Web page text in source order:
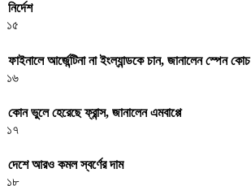
নির্দেশ
১৫
ফাইনালে আর্জেন্টিনা না ইংল্যান্ডকে চান, জানালেন স্পেন কোচ
১৬
কোন ভুলে হেরেছে ফ্রান্স, জানালেন এমবাপ্পে
১৭
দেশে আরও কমল স্বর্ণের দাম
১৮